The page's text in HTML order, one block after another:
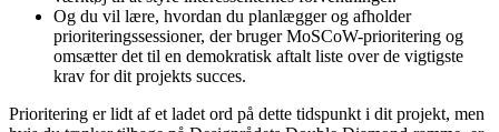
Og du vil lære, hvordan du planlægger og afholder
prioriteringssessioner, der bruger MoSCoW-prioritering og
omsætter det til en demokratisk aftalt liste over de vigtigste
krav for dit projekts succes.
Prioritering er lidt af et ladet ord på dette tidspunkt i dit projekt, men